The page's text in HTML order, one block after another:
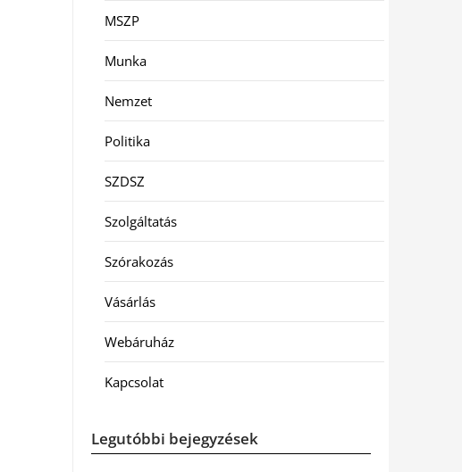
MSZP
Munka
Nemzet
Politika
SZDSZ
Szolgáltatás
Szórakozás
Vásárlás
Webáruház
Kapcsolat
Legutóbbi bejegyzések